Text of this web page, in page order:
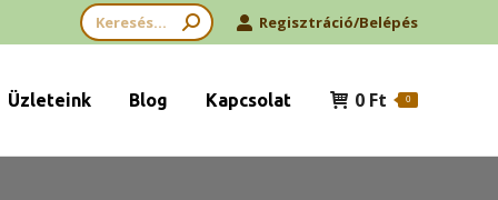
Search: Regisztráció/Belépés
Üzleteink Blog Kapcsolat 0 Ft 0